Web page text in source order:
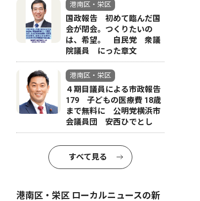
港南区・栄区
国政報告 初めて臨んだ国
会が閉会。つくりたいの
は、希望。 自民党 衆議
院議員 にった章文
港南区・栄区
４期目議員による市政報告
179 子どもの医療費 18歳
まで無料に 公明党横浜市
会議員団 安西ひでとし
すべて見る
港南区・栄区 ローカルニュースの新